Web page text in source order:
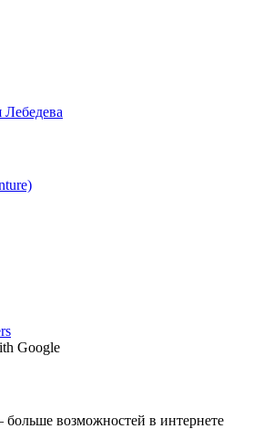
Google
больше возможностей в интернете